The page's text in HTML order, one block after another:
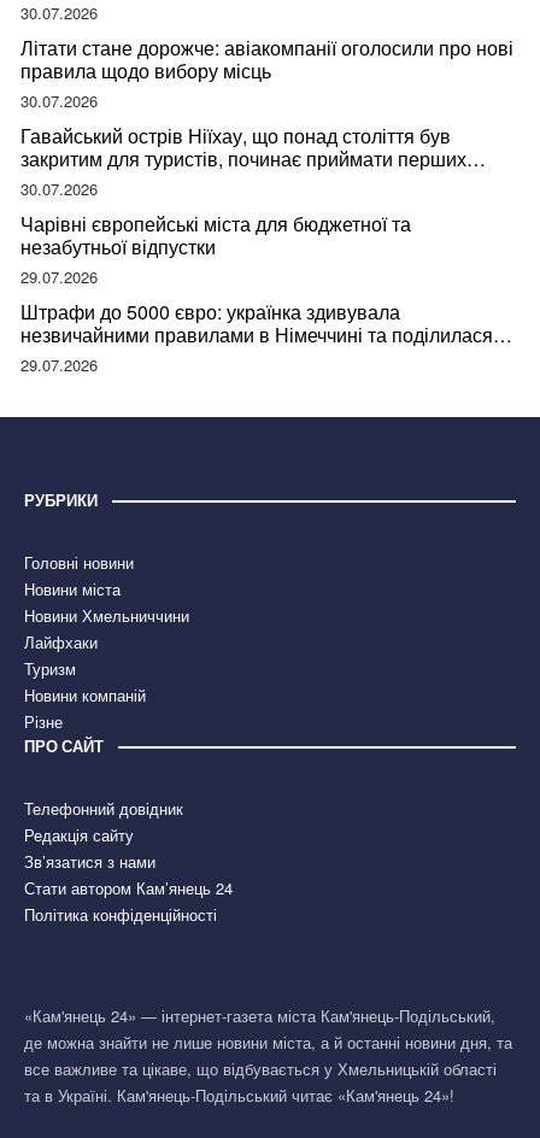
30.07.2026
Літати стане дорожче: авіакомпанії оголосили про нові
правила щодо вибору місць
30.07.2026
Гавайський острів Ніїхау, що понад століття був
закритим для туристів, починає приймати перших
відвідувачів
30.07.2026
Чарівні європейські міста для бюджетної та
незабутньої відпустки
29.07.2026
Штрафи до 5000 євро: українка здивувала
незвичайними правилами в Німеччині та поділилася
правдою
29.07.2026
РУБРИКИ
Головні новини
Новини міста
Новини Хмельниччини
Лайфхаки
Туризм
Новини компаній
Різне
ПРО САЙТ
Телефонний довідник
Редакція сайту
Зв’язатися з нами
Стати автором Кам’янець 24
Політика конфіденційності
«Кам'янець 24» — інтернет-газета міста Кам'янець-Подільський,
де можна знайти не лише новини міста, а й останні новини дня, та
все важливе та цікаве, що відбувається у Хмельницькій області
та в Україні. Кам'янець-Подільський читає «Кам'янець 24»!